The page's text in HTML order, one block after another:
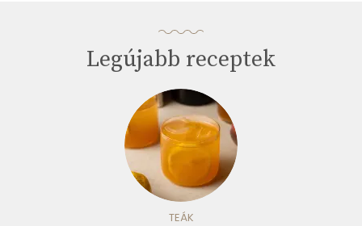
Legújabb receptek
TEÁK